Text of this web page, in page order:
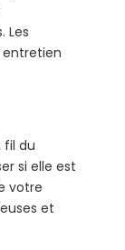
Les
entretien
fil du
si elle est
votre
et